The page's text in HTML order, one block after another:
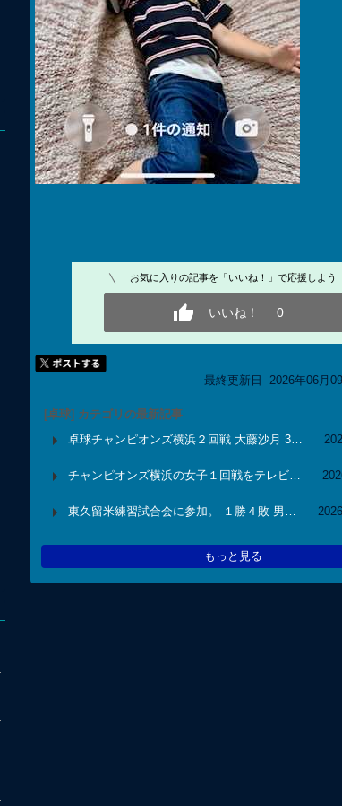
お気に入りの記事を「いいね！」で応援しよう
いいね！ 0
最終更新日 2026年06月
[卓球] カテゴリの最新記事
卓球チャンピオンズ横浜２回戦 大藤沙月 3…
チャンピオンズ横浜の女子１回戦をテレビ…
東久留米練習試合会に参加。 １勝４敗 男…
もっと見る